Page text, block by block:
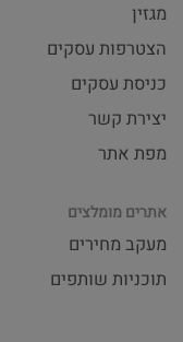
מגזין
הצטרפות עסקים
כניסת עסקים
יצירת קשר
מפת אתר
אתרים מומלצים
מעקב מחירים
תוכניות שותפים